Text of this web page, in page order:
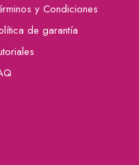
y Condiciones
de garantía